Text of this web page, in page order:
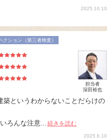
2025.10.10
ション（第三者検査）
担当者
深田裕也
築というわからないことだらけの
ろんな注意...
続きを読む
2025.6.10